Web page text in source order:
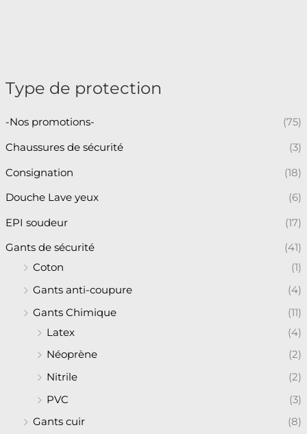
Type de protection
-Nos promotions- (75)
Chaussures de sécurité (3)
Consignation (18)
Douche Lave yeux (6)
EPI soudeur (17)
Gants de sécurité
(41)
Coton
(1)
Gants anti-coupure
(4)
Gants Chimique
(11)
Latex
(4)
Néoprène
(2)
Nitrile
(2)
PVC
(3)
Gants cuir
(8)